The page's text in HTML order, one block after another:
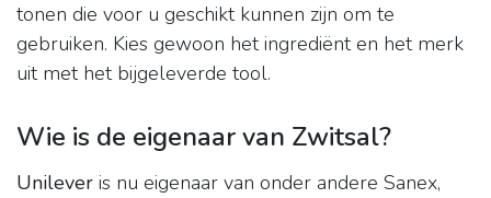
tonen die voor u geschikt kunnen zijn om te
gebruiken. Kies gewoon het ingrediënt en het merk
uit met het bijgeleverde tool.
Wie is de eigenaar van Zwitsal?
Unilever is nu eigenaar van onder andere Sanex,